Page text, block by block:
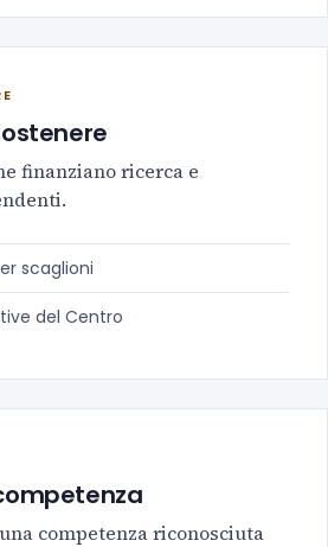
finanziano ricerca e
scaglioni
del Centro
competenza riconosciuta